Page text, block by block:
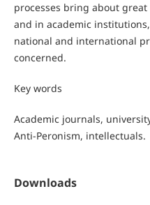
processes bring about
and in academic
national and international
concerned.
Key words
Academic journals,
Anti-Peronism, intellectuals.
Downloads